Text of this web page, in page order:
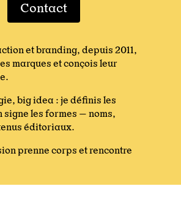
Contact
et branding, depuis 2011,
marques et conçois leur
big idea : je définis les
signe les formes — noms,
éditoriaux.
prenne corps et rencontre